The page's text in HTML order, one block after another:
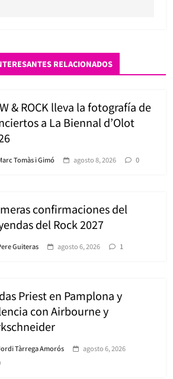
RELACIONADOS
& ROCK lleva la fotografía de
a La Biennal d’Olot
Tomàs i Gimó agosto 8, 2026 0
confirmaciones del
del Rock 2027
Guiteras agosto 6, 2026 1
Priest en Pamplona y
con Airbourne y
Tàrrega Amorós
agosto 6, 2026